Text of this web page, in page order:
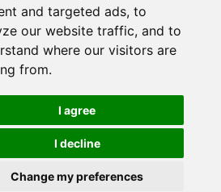
and targeted ads, to
our website traffic, and to
where our visitors are
from.
I agree
I decline
Change my preferences
de Privacidade|Contate-nos
Coepower.com. Todos os direitos
reservados.